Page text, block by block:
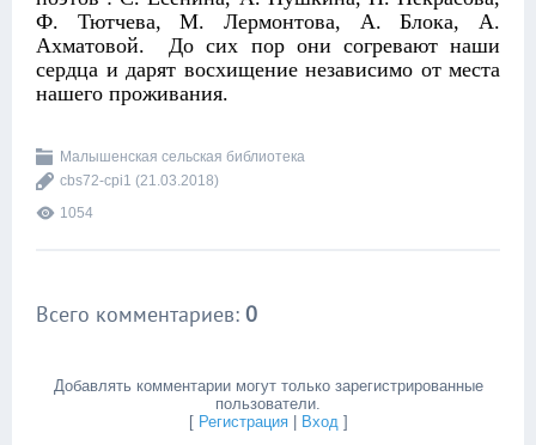
Ф. Тютчева, М. Лермонтова, А. Блока, А.
Ахматовой. До сих пор они согревают наши
сердца и дарят восхищение независимо от места
нашего проживания.
Малышенская сельская библиотека
cbs72-cpi1 (21.03.2018)
1054
Всего комментариев: 0
Добавлять комментарии могут только зарегистрированные
пользователи.
[ Регистрация| Вход]